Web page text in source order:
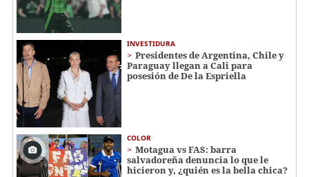
INVESTIDURA
Presidentes de Argentina, Chile y
Paraguay llegan a Cali para
posesión de De la Espriella
COLOR
Motagua vs FAS: barra
salvadoreña denuncia lo que le
hicieron y, ¿quién es la bella chica?